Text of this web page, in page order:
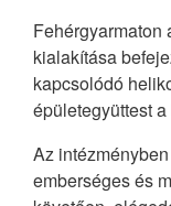
Fehérgyarmaton
kialakítása
kapcsolódó
épületegyüttest
Az
emberséges és